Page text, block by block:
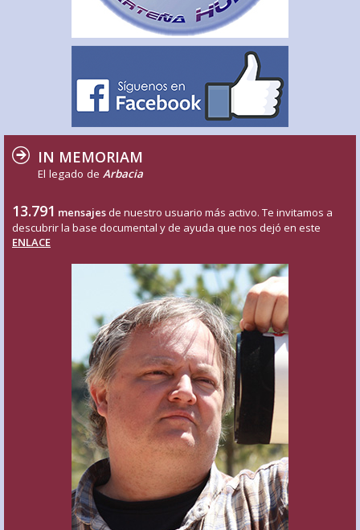
IN MEMORIAM
El legado de Arbacia
13.791 mensajes de nuestro usuario más activo. Te invitamos a
descubrir la base documental y de ayuda que nos dejó en este
ENLACE